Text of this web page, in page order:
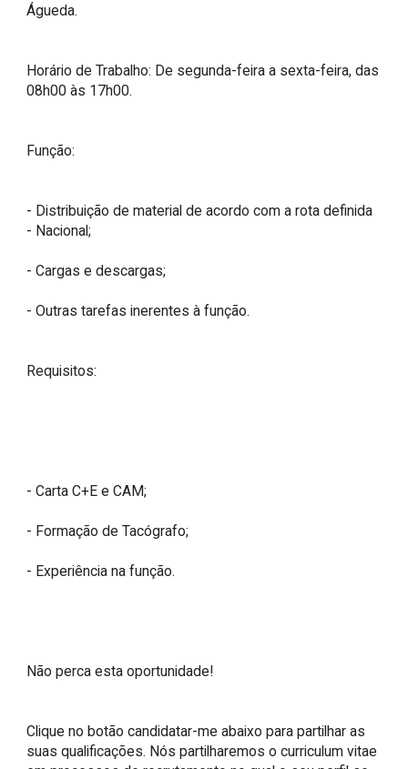
Águeda.
Horário de Trabalho: De segunda-feira a sexta-feira, das
08h00 às 17h00.
Função:
- Distribuição de material de acordo com a rota definida
- Nacional;
- Cargas e descargas;
- Outras tarefas inerentes à função.
Requisitos:
- Carta C+E e CAM;
- Formação de Tacógrafo;
- Experiência na função.
Não perca esta oportunidade!
Clique no botão candidatar-me abaixo para partilhar as
suas qualificações. Nós partilharemos o curriculum vitae